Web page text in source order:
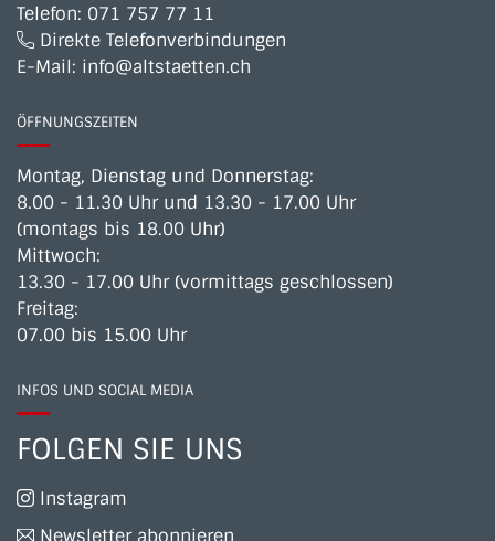
Telefon: 071 757 77 11
Direkte Telefonverbindungen
E-Mail: info@altstaetten.ch
ÖFFNUNGSZEITEN
Montag, Dienstag und Donnerstag:
8.00 - 11.30 Uhr und 13.30 - 17.00 Uhr
(montags bis 18.00 Uhr)
Mittwoch:
13.30 - 17.00 Uhr (vormittags geschlossen)
Freitag:
07.00 bis 15.00 Uhr
INFOS UND SOCIAL MEDIA
FOLGEN SIE UNS
Instagram
Newsletter abonnieren